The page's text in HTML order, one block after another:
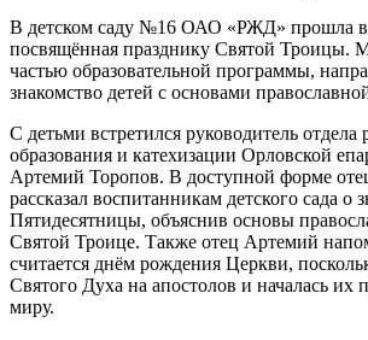
В детском саду №16 ОАО «РЖД» прошла
посвящённая празднику Святой Троицы.
частью образовательной программы,
знакомство детей с основами
С детьми встретился руководитель отдела
образования и катехизации Орловской
Артемий Торопов. В доступной форме
рассказал воспитанникам детского сада о
Пятидесятницы, объяснив основы
Святой Троице. Также отец Артемий
считается днём рождения Церкви,
Святого Духа на апостолов и началась их
миру.